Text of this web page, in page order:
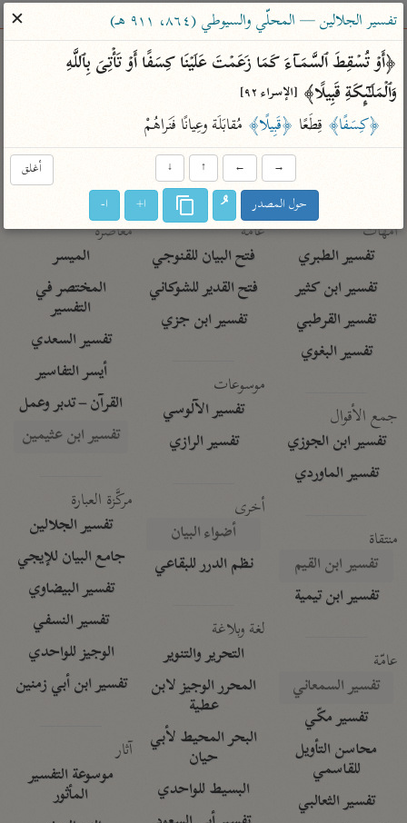
ساهم معنا في نشر القرآن والعلم الشرعي
الباحث القرآني
بحث تفسير علوم مصاحف
Type 2 or more characters for results.
Type 1 or more
characters for results.
أمّهات
تفسير الطبري
تفسير ابن كثير
تفسير القرطبي
تفسير البغوي
جمع الأقوال
تفسير ابن الجوزي
تفسير الماوردي
منتقاة
تفسير ابن القيم
تفسير ابن تيمية
عامّة
تفسير السمعاني
تفسير مكّي
محاسن التأويل
للقاسمي
تفسير الثعالبي
عامّة
فتح البيان للقنوجي
فتح القدير للشوكاني
تفسير ابن جزي
موسوعات
تفسير الآلوسي
تفسير الرازي
أخرى
أضواء البيان
نظم الدرر للبقاعي
لغة وبلاغة
التحرير والتنوير
المحرر الوجيز لابن
عطية
البحر المحيط لأبي
حيان
البسيط للواحدي
معاصرة
الميسر
المختصر في
التفسير
تفسير السعدي
أيسر التفاسير
القرآن – تدبر وعمل
تفسير ابن عثيمين
مركَّزة العبارة
تفسير الجلالين
جامع البيان للإيجي
تفسير البيضاوي
تفسير النسفي
الوجيز للواحدي
تفسير ابن أبي زمنين
آثار
موسوعة التفسير
المأثور
تفسير الجلالين — المحلّي والسيوطي (٨٦٤، ٩١١ هـ)
✕
وَٱلۡمَلَـٰۤىِٕكَةِ قَبِیلًا﴾ [الإسراء ٩٢]
﴿كِسَفًا﴾ قِطَعًا ﴿قَبِيلًا﴾ مُقابَلَة وعِيانًا فَنَراهُمْ
أغلق →
←
↑
↓
حول المصدر ا+ ا-